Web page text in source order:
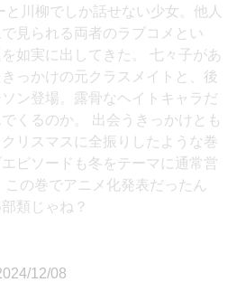
と川柳でしか話せない少女。他人
見られる両者のラブコメとい
如実に出してきた。 七々子があ
っかけの元クラスメイトと、後
ン登場。露骨なヘイトキャラだ
くるのか。 出会うきっかけとも
リスマスに全振りしたような巻
ピソードも冬をテーマに通常営
の巻でアニメ化発表だったん
類じゃね？
12/08